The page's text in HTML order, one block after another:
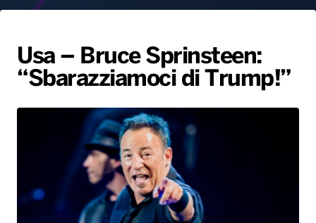
Hit Dance
Giochi&Concorsi
PALATOUR
Locali
Musica e Spettacolo
Sport
Radio Norba Consiglia
Leggerissime
Playlist
Generale
Novità
Notiziario
Interviste
Oroscopo
Speciale Astrabilia 2026
Gallery
Radio Norba News TV
Voce al Bari
Battiti Live 2026
Gallery
Usa – Bruce Sprinsteen:
“Sbarazziamoci di Trump!”